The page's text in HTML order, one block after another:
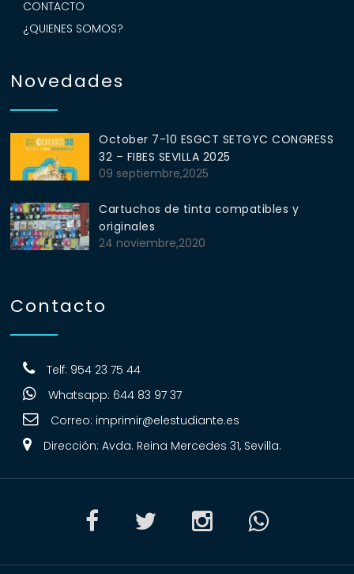
CONTACTO
¿QUIENES SOMOS?
Novedades
October 7-10 ESGCT SETGYC CONGRESS
32 – FIBES SEVILLA 2025
09 septiembre,2025
Cartuchos de tinta compatibles y
originales
24 noviembre,2020
Contacto
Telf: 954 23 75 44
Whatsapp: 644 83 97 37
Correo: imprimir@elestudiante.es
Dirección: Avda. Reina Mercedes 31, Sevilla.